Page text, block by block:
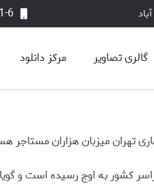
6
گالری تصاویر مرکز دانلود
تهران میزبان هزاران مستاجر
کشور به اوج رسیده است